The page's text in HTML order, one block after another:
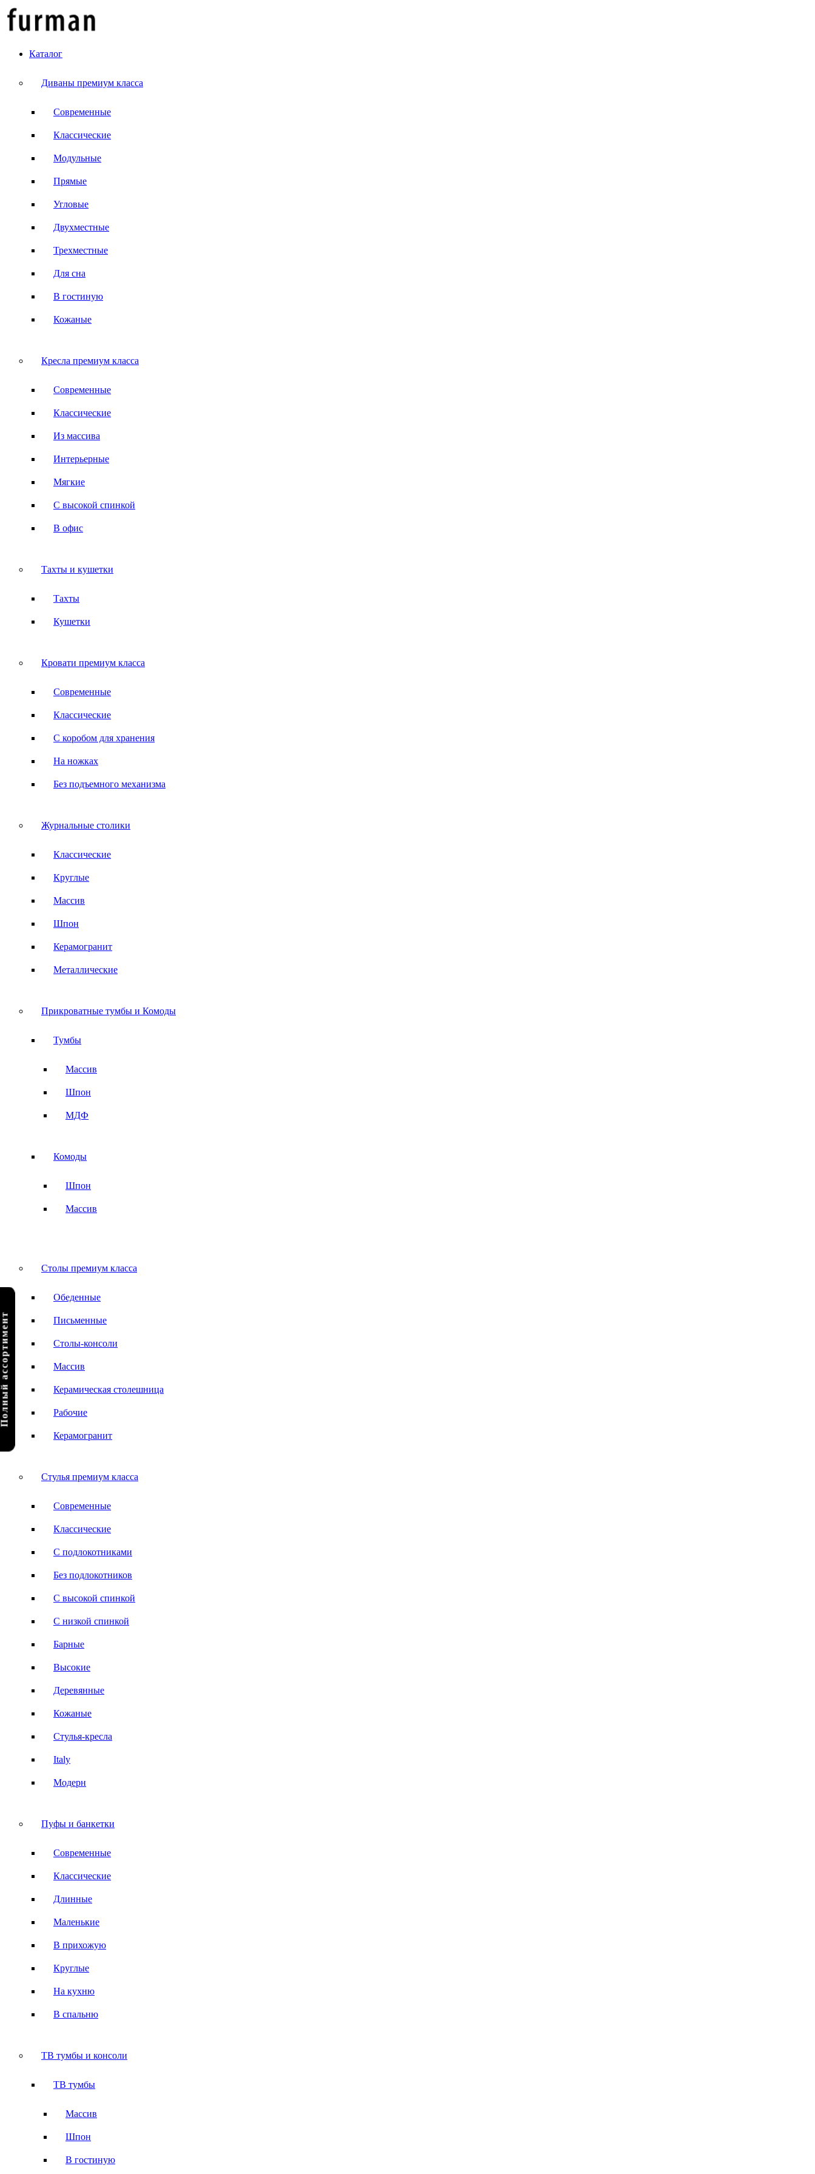
Каталог
Диваны премиум класса
Современные
Классические
Модульные
Прямые
Угловые
Двухместные
Трехместные
Для сна
В гостиную
Кожаные
Кресла премиум класса
Современные
Классические
Из массива
Интерьерные
Мягкие
С высокой спинкой
В офис
Тахты и кушетки
Тахты
Кушетки
Кровати премиум класса
Современные
Классические
С коробом для хранения
На ножках
Без подъемного механизма
Журнальные столики
Классические
Круглые
Массив
Шпон
Керамогранит
Металлические
Прикроватные тумбы и Комоды
Тумбы
Массив
Шпон
МДФ
Комоды
Шпон
Массив
Столы премиум класса
Обеденные
Письменные
Столы-консоли
Массив
Керамическая столешница
Рабочие
Керамогранит
Стулья премиум класса
Современные
Классические
С подлокотниками
Без подлокотников
С высокой спинкой
С низкой спинкой
Барные
Высокие
Деревянные
Кожаные
Стулья-кресла
Italy
Модерн
Пуфы и банкетки
Современные
Классические
Длинные
Маленькие
В прихожую
Круглые
На кухню
В спальню
ТВ тумбы и консоли
ТВ тумбы
Массив
Шпон
В гостиную